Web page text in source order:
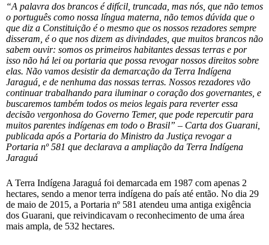
“A palavra dos brancos é difícil, truncada, mas nós, que não temos
o português como nossa língua materna, não temos dúvida que o
que diz a Constituição é o mesmo que os nossos rezadores sempre
disseram, é o que nos dizem as divindades, que muitos brancos não
sabem ouvir: somos os primeiros habitantes dessas terras e por
isso não há lei ou portaria que possa revogar nossos direitos sobre
elas. Não vamos desistir da demarcação da Terra Indígena
Jaraguá, e de nenhuma das nossas terras. Nossos rezadores vão
continuar trabalhando para iluminar o coração dos governantes, e
buscaremos também todos os meios legais para reverter essa
decisão vergonhosa do Governo Temer, que pode repercutir para
muitos parentes indígenas em todo o Brasil” – Carta dos Guarani,
publicada após a Portaria do Ministro da Justiça revogar a
Portaria nº 581 que declarava a ampliação da Terra Indígena
Jaraguá
A Terra Indígena Jaraguá foi demarcada em 1987 com apenas 2
hectares, sendo a menor terra indígena do país até então. No dia 29
de maio de 2015, a Portaria nº 581 atendeu uma antiga exigência
dos Guarani, que reivindicavam o reconhecimento de uma área
mais ampla, de 532 hectares.